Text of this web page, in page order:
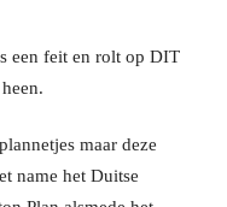
een feit en rolt op DIT
maar deze
name het Duitse